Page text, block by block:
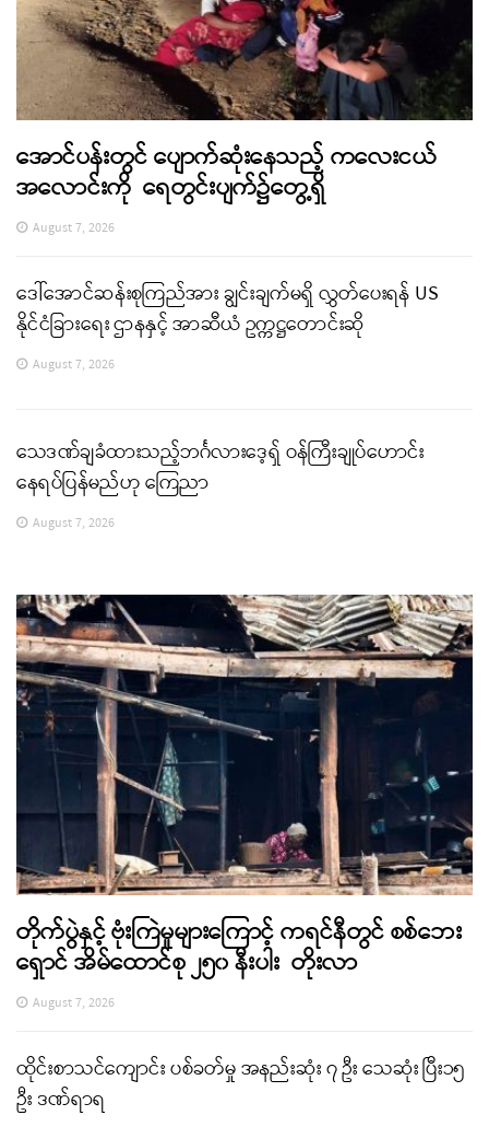
အောင်ပန်းတွင် ပျောက်ဆုံးနေသည့် ကလေးငယ်
အလောင်းကို ရေတွင်းပျက်၌တွေ့ရှိ
August 7, 2026
ဒေါ်အောင်ဆန်းစုကြည်အား ချွင်းချက်မရှိ လွှတ်ပေးရန် US
နိုင်ငံခြားရေး ဌာနနှင့် အာဆီယံ ဥက္ကဋ္ဌတောင်းဆို
August 7, 2026
သေဒဏ်ချခံထားသည့်ဘင်္ဂလားဒေ့ရှ် ဝန်ကြီးချုပ်ဟောင်း
နေရပ်ပြန်မည်ဟု ကြေညာ
August 7, 2026
တိုက်ပွဲနှင့် ဗုံးကြဲမှုများကြောင့် ကရင်နီတွင် စစ်ဘေး
ရှောင် အိမ်ထောင်စု ၂၅၀ နီးပါး တိုးလာ
August 7, 2026
ထိုင်းစာသင်ကျောင်း ပစ်ခတ်မှု အနည်းဆုံး ၇ ဦး သေဆုံး ပြီး၁၅
ဦး ဒဏ်ရာရ